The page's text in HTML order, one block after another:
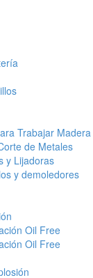
Trabajar Madera
de Metales
y Lijadoras
y demoledores
Oil Free
Oil Free